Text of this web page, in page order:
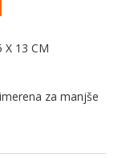
X 13 CM
za manjše